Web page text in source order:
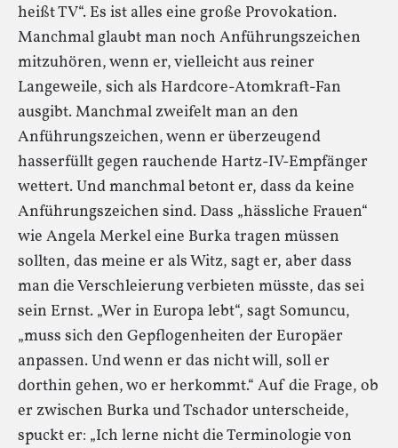
heißt TV“. Es ist alles eine große Provokation.
Manchmal glaubt man noch Anführungszeichen
mitzuhören, wenn er, vielleicht aus reiner
Langeweile, sich als Hardcore-Atomkraft-Fan
ausgibt. Manchmal zweifelt man an den
Anführungszeichen, wenn er überzeugend
hasserfüllt gegen rauchende Hartz-IV-Empfänger
wettert. Und manchmal betont er, dass da keine
Anführungszeichen sind. Dass „hässliche Frauen“
wie Angela Merkel eine Burka tragen müssen
sollten, das meine er als Witz, sagt er, aber dass
man die Verschleierung verbieten müsste, das sei
sein Ernst. „Wer in Europa lebt“, sagt Somuncu,
„muss sich den Gepflogenheiten der Europäer
anpassen. Und wenn er das nicht will, soll er
dorthin gehen, wo er herkommt.“ Auf die Frage, ob
er zwischen Burka und Tschador unterscheide,
spuckt er: „Ich lerne nicht die Terminologie von